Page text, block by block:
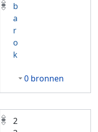
b
a
r
o
k
0 bronnen
2